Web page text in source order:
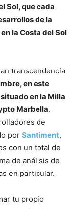
Sol, que cada
de la
la Costa del Sol
transcendencia
en este
en la Milla
Marbella.
de
por Santiment,
con un total de
de análisis de
en particular.
tu propio